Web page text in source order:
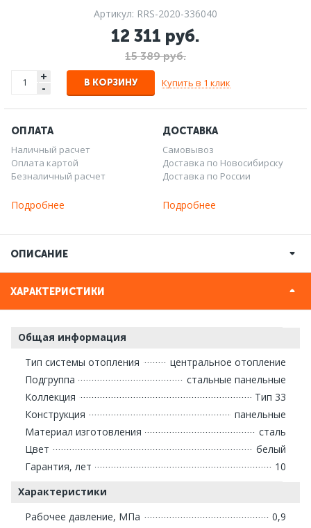
Артикул: RRS-2020-336040
12 311 руб.
15 389 руб.
+
- В КОРЗИНУ Купить в 1 клик
ОПЛАТА
Наличный расчет
Оплата картой
Безналичный расчет
Подробнее
ДОСТАВКА
Самовывоз
Доставка по Новосибирску
Доставка по России
Подробнее
ОПИСАНИЕ
ХАРАКТЕРИСТИКИ
Общая информация
Тип системы отопления
центральное отопление
Подгруппа
стальные панельные
Коллекция
Тип 33
Конструкция
панельные
Материал изготовления
сталь
Цвет
белый
Гарантия, лет
10
Характеристики
Рабочее давление, МПа
0,9